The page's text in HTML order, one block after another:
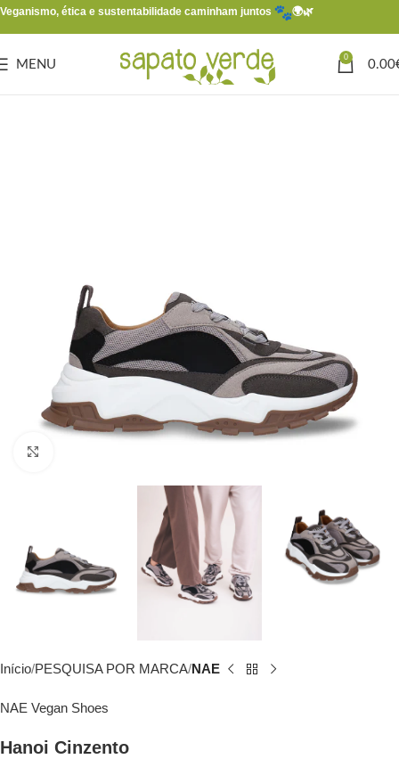
Veganismo, ética e sustentabilidade caminham juntos 🌍🌿
MENU
0
0.00
Início PESQUISA POR MARCA NAE
NAE Vegan Shoes
Hanoi Cinzento